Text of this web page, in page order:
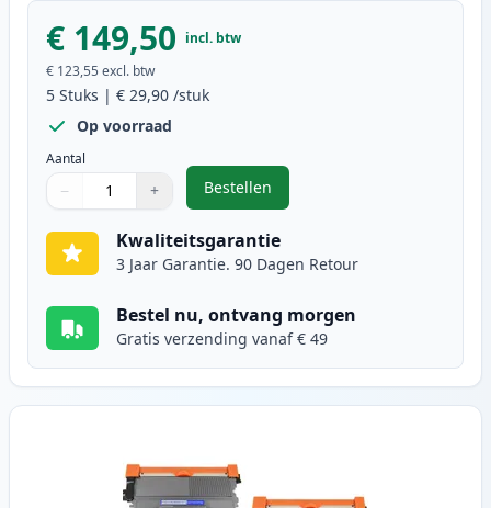
€ 149,50 incl. btw
€ 123,55 excl. btw
5 Stuks | € 29,90 /stuk
Op voorraad
Aantal
Gebruik de knoppen om aan te passen
− +
1
Bestellen
,5 stuks Brother TN2220
Kwaliteitsgarantie
3 Jaar Garantie. 90 Dagen Retour
Bestel nu, ontvang morgen
Gratis verzending vanaf € 49